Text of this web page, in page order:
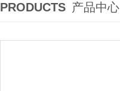
PRODUCTS 产品中心